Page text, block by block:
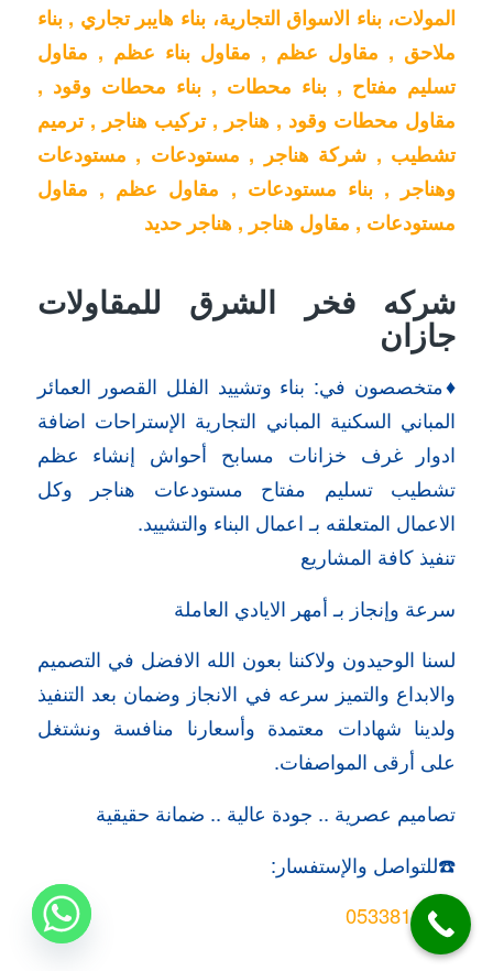
المولات، بناء الاسواق التجارية، بناء هايبر تجاري , بناء
ملاحق , مقاول عظم , مقاول بناء عظم , مقاول
تسليم مفتاح , بناء محطات , بناء محطات وقود ,
مقاول محطات وقود , هناجر , تركيب هناجر , ترميم
تشطيب , شركة هناجر , مستودعات , مستودعات
وهناجر , بناء مستودعات , مقاول عظم , مقاول
مستودعات , مقاول هناجر , هناجر حديد
شركه فخر الشرق للمقاولات
جازان
♦️متخصصون في: بناء وتشييد الفلل القصور العمائر
المباني السكنية المباني التجارية الإستراحات اضافة
ادوار غرف خزانات مسابح أحواش إنشاء عظم
تشطيب تسليم مفتاح مستودعات هناجر وكل
الاعمال المتعلقه بـ اعمال البناء والتشييد.
تنفيذ كافة المشاريع
سرعة وإنجاز بـ أمهر الايادي العاملة
لسنا الوحيدون ولاكننا بعون الله الافضل في التصميم
والابداع والتميز سرعه في الانجاز وضمان بعد التنفيذ
ولدينا شهادات معتمدة وأسعارنا منافسة ونشتغل
على أرقى المواصفات.
تصاميم عصرية .. جودة عالية .. ضمانة حقيقية
☎️للتواصل والإستفسار:
0533819888